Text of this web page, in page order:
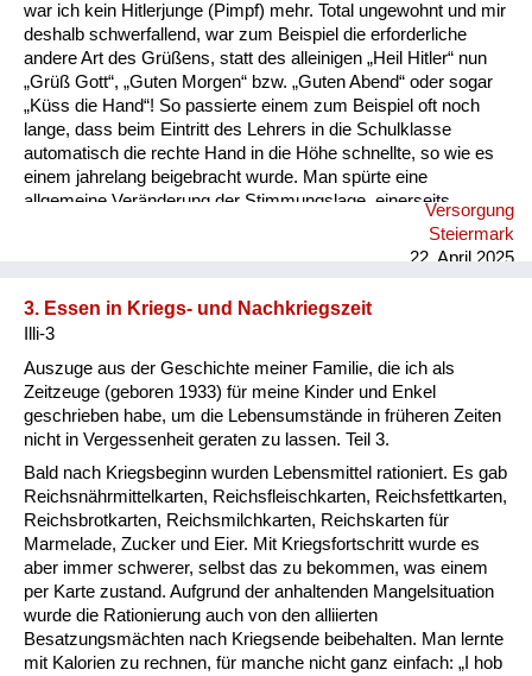
Heimkehrer
Fluchtgeschichten
Familiengeschichten
Schule und Ausbildung
Wohnen
war ich kein Hitlerjunge (Pimpf) mehr. Total ungewohnt und mir
deshalb schwerfallend, war zum Beispiel die erforderliche
andere Art des Grüßens, statt des alleinigen „Heil Hitler“ nun
„Grüß Gott“, „Guten Morgen“ bzw. „Guten Abend“ oder sogar
„Küss die Hand“! So passierte einem zum Beispiel oft noch
lange, dass beim Eintritt des Lehrers in die Schulklasse
automatisch die rechte Hand in die Höhe schnellte, so wie es
einem jahrelang beigebracht wurde. Man spürte eine
allgemeine Veränderung der Stimmungslage, einerseits
Freude, dass der Krieg zu Ende ist, andererseits aber
Besorgnis, wie die Zukunft unter den Besatzungsmächten sein
sich nicht, im Gegenteil, der Mangel an allem war noch
gravierender. In meiner Erinnerung waren die nächsten zwei
Jahre die härtesten, die ich erlebt habe. Wir Kinder mussten ...
Versorgung
Steiermark
22. April 2025
3. Essen in Kriegs- und Nachkriegszeit
Illi-3
Auszuge aus der Geschichte meiner Familie, die ich als
Zeitzeuge (geboren 1933) für meine Kinder und Enkel
geschrieben habe, um die Lebensumstände in früheren Zeiten
nicht in Vergessenheit geraten zu lassen. Teil 3.
Bald nach Kriegsbeginn wurden Lebensmittel rationiert. Es gab
Reichsnährmittelkarten, Reichsfleischkarten, Reichsfettkarten,
Reichsbrotkarten, Reichsmilchkarten, Reichskarten für
Marmelade, Zucker und Eier. Mit Kriegsfortschritt wurde es
aber immer schwerer, selbst das zu bekommen, was einem
per Karte zustand. Aufgrund der anhaltenden Mangelsituation
wurde die Rationierung auch von den alliierten
Besatzungsmächten nach Kriegsende beibehalten. Man lernte
mit Kalorien zu rechnen, für manche nicht ganz einfach: „I hob